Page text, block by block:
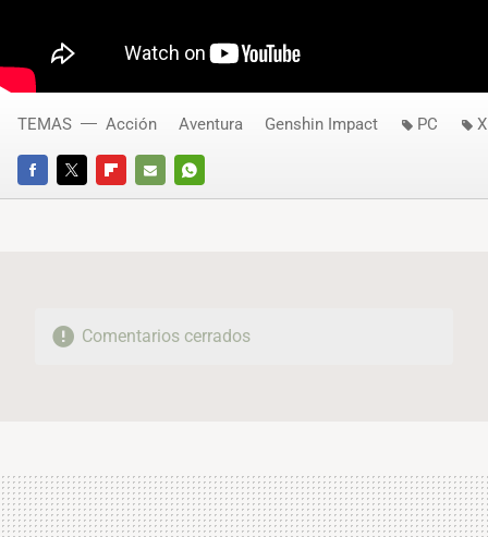
FACEBOOKTWITTERFLIPBOARD
E-
WHATSAPP
TEMAS Acción Aventura Genshin Impact PC
Comentarios cerrados